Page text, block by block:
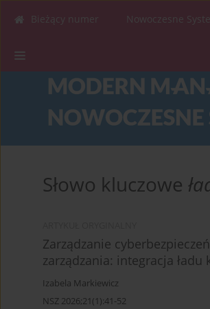
Bieżący numer Nowoczesne
Słowo kluczowe
Zarządzanie
zarządzania: integracja
Izabela Markiewicz
NSZ 2026;21(1):41-52